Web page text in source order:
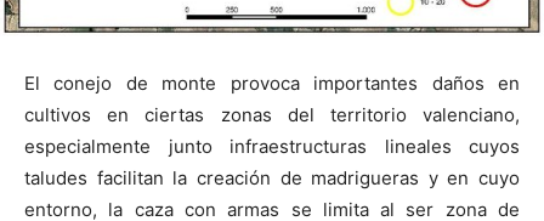
El conejo de monte provoca importantes daños en
cultivos en ciertas zonas del territorio valenciano,
especialmente junto infraestructuras lineales cuyos
taludes facilitan la creación de madrigueras y en cuyo
entorno, la caza con armas se limita al ser zona de